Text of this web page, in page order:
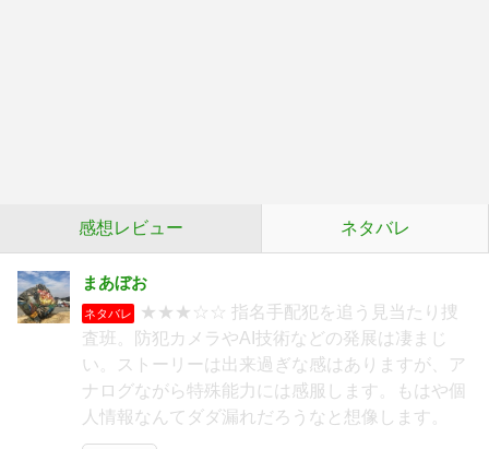
感想レビュー ネタバレ
まあぼお
ネタバレ
★★★☆☆ 指名手配犯を追う見当たり捜
査班。防犯カメラやAI技術などの発展は凄まじ
い。ストーリーは出来過ぎな感はありますが、ア
ナログながら特殊能力には感服します。もはや個
人情報なんてダダ漏れだろうなと想像します。